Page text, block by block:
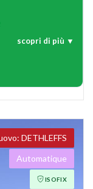
scopri di più ▼
DETHLEFFS
Automatique
ISOFIX